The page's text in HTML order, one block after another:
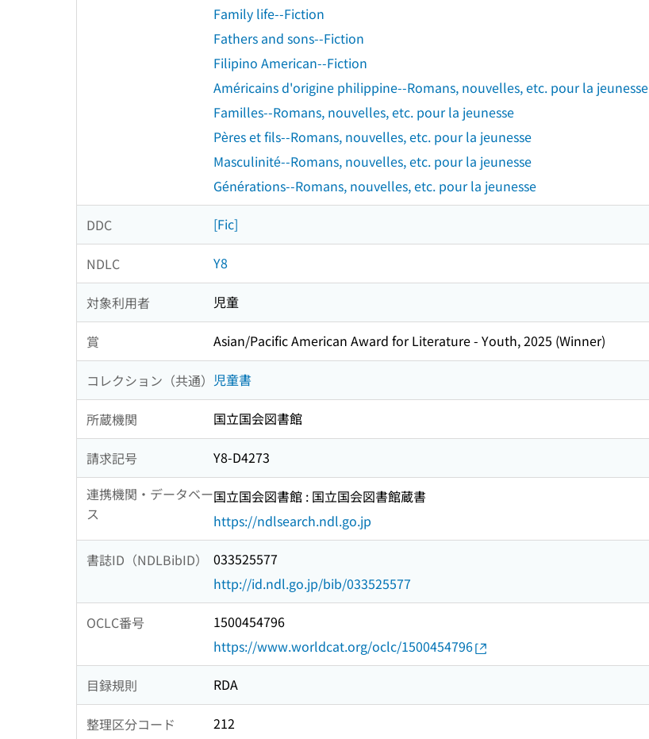
Family life--Fiction
Fathers and sons--Fiction
Filipino American--Fiction
Américains d'origine philippine--Romans, nouvelles, etc. pour la jeunesse
Familles--Romans, nouvelles, etc. pour la jeunesse
Pères et fils--Romans, nouvelles, etc. pour la jeunesse
Masculinité--Romans, nouvelles, etc. pour la jeunesse
Générations--Romans, nouvelles, etc. pour la jeunesse
DDC [Fic]
NDLC Y8
対象利用者 児童
賞 Asian/Pacific American Award for Literature - Youth, 2025 (Winner)
コレクション（共通） 児童書
所蔵機関 国立国会図書館
請求記号
Y8-D4273
連携機関・データベー
ス
国立国会図書館 : 国立国会図書館蔵書
https://ndlsearch.ndl.go.jp
書誌ID（NDLBibID）
033525577
http://id.ndl.go.jp/bib/033525577
OCLC番号
1500454796
https://www.worldcat.org/oclc/1500454796
目録規則 RDA
整理区分コード 212